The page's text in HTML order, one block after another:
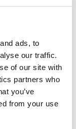
ads, to
our traffic.
of our site with
partners who
you’ve
from your use
og
viden